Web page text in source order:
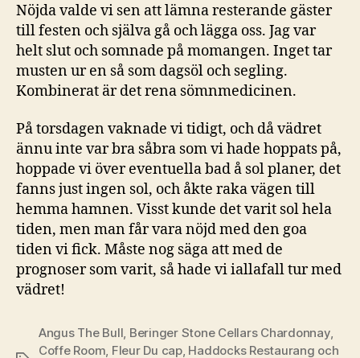
Nöjda valde vi sen att lämna resterande gäster
till festen och själva gå och lägga oss. Jag var
helt slut och somnade på momangen. Inget tar
musten ur en så som dagsöl och segling.
Kombinerat är det rena sömnmedicinen.
På torsdagen vaknade vi tidigt, och då vädret
ännu inte var bra såbra som vi hade hoppats på,
hoppade vi över eventuella bad å sol planer, det
fanns just ingen sol, och åkte raka vägen till
hemma hamnen. Visst kunde det varit sol hela
tiden, men man får vara nöjd med den goa
tiden vi fick. Måste nog säga att med de
prognoser som varit, så hade vi iallafall tur med
vädret!
Angus The Bull, Beringer Stone Cellars Chardonnay,
Coffe Room, Fleur Du cap, Haddocks Restaurang och